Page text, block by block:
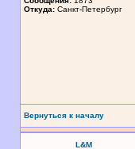
Откуда: Санкт-Петербург
Вернуться к началу
L&M